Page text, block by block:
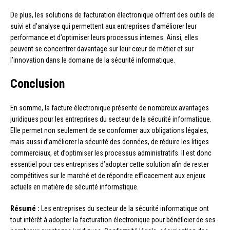
De plus, les solutions de facturation électronique offrent des outils de
suivi et d’analyse qui permettent aux entreprises d’améliorer leur
performance et d’optimiser leurs processus internes. Ainsi, elles
peuvent se concentrer davantage sur leur cœur de métier et sur
l’innovation dans le domaine de la sécurité informatique.
Conclusion
En somme, la facture électronique présente de nombreux avantages
juridiques pour les entreprises du secteur de la sécurité informatique.
Elle permet non seulement de se conformer aux obligations légales,
mais aussi d’améliorer la sécurité des données, de réduire les litiges
commerciaux, et d’optimiser les processus administratifs. Il est donc
essentiel pour ces entreprises d’adopter cette solution afin de rester
compétitives sur le marché et de répondre efficacement aux enjeux
actuels en matière de sécurité informatique.
Résumé : Les entreprises du secteur de la sécurité informatique ont
tout intérêt à adopter la facturation électronique pour bénéficier de ses